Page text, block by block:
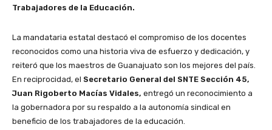
Trabajadores de la Educación.
La mandataria estatal destacó el compromiso de los docentes
reconocidos como una historia viva de esfuerzo y dedicación, y
reiteró que los maestros de Guanajuato son los mejores del país.
En reciprocidad, el Secretario General del SNTE Sección 45,
Juan Rigoberto Macías Vidales, entregó un reconocimiento a
la gobernadora por su respaldo a la autonomía sindical en
beneficio de los trabajadores de la educación.